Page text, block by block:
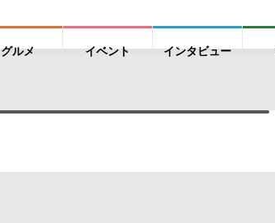
グルメ イベント インタビュー